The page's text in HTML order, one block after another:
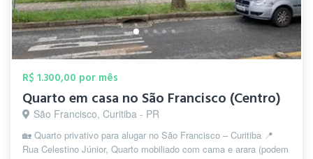
R$ 1.300,00 por mês
Quarto em casa no São Francisco (Centro)
São Francisco, Curitiba - PR
🏡 Quarto privativo para alugar no São Francisco – Curitiba 📍
Rua Celestino Júnior, Quarto mobiliado com cama e arara (podem